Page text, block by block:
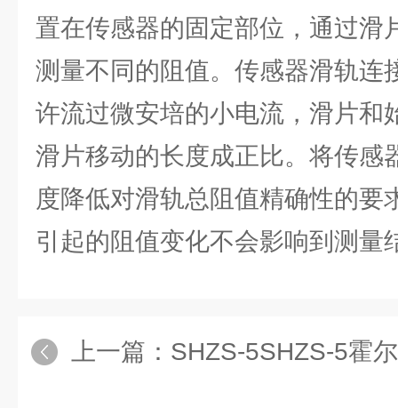
置在传感器的固定部位，通过滑
测量不同的阻值。传感器滑轨连
许流过微安培的小电流，滑片和
滑片移动的长度成正比。将传感
度降低对滑轨总阻值精确性的要
引起的阻值变化不会影响到测量
上一篇： SHZS-5SHZS-5霍